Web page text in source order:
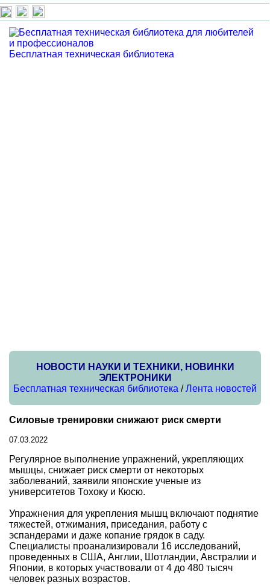
Бесплатная техническая библиотека
НОВОСТИ НАУКИ И ТЕХНИКИ, НОВИНКИ
ЭЛЕКТРОНИКИ
Бесплатная техническая библиотека /Лента новостей
Силовые тренировки снижают риск смерти
07.03.2022
Регулярное выполнение упражнений, укрепляющих
мышцы, снижает риск смерти от некоторых
заболеваний, заявили японские ученые из
университетов Тохоку и Кюсю.
Упражнения для укрепления мышц включают поднятие
тяжестей, отжимания, приседания, работу с
эспандерами и даже копание грядок в саду.
Специалисты проанализировали 16 исследований,
проведенных в США, Англии, Шотландии, Австралии и
Японии, в которых участвовали от 4 до 480 тысяч
человек разных возрастов.